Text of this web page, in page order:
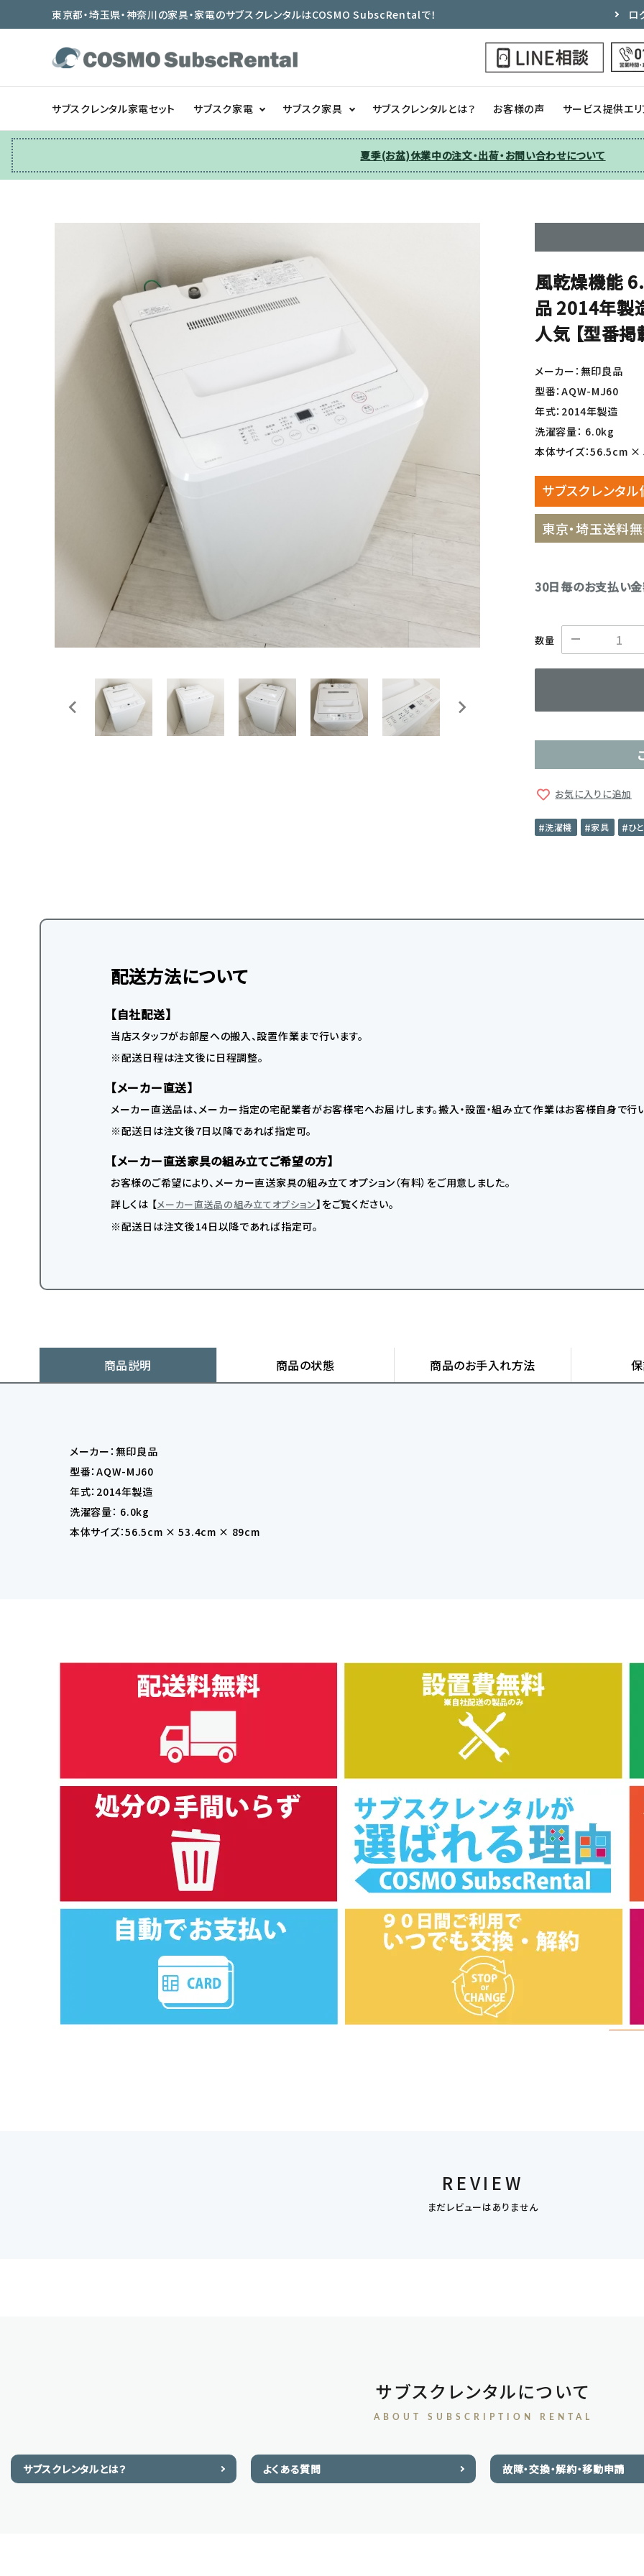
東京都・埼玉県・神奈川の家具・家電のサブスクレンタルはCOSMO SubscRentalで！ ロ
サブスクレンタル家電セット サブスク家電
冷蔵庫 洗濯機 季節家電
サブスク家具
テーブル/デスク チェア ソファー
サブスクレンタルとは？ お客様の声 サービス提供エ
夏季(お盆)休業中の注文・出荷・お問い合わせについて
風乾燥機能
品 2014年製
人気 【型番掲
メーカー：無印良品
型番：AQW-MJ60
年式：2014年製造
洗濯容量： 6.0kg
本体サイズ：56.5cm
サブスクレンタ
東京・埼玉送料
30日毎のお支払い
数量
お気に入りに追加
洗濯機 家具 ひ
配送方法について
【自社配送】
当店スタッフがお部屋への搬入、設置作業まで行います。
※配送日程は注文後に日程調整。
【メーカー直送】
メーカー直送品は、メーカー指定の宅配業者がお客様宅へお届けします。搬入・設置・組み立て作業はお客様自身で行
※配送日は注文後7日以降であれば指定可。
【メーカー直送家具の組み立てご希望の方】
お客様のご希望により、メーカー直送家具の組み立てオプション（有料）をご用意しました。
詳しくは 【メーカー直送品の組み立てオプション】をご覧ください。
※配送日は注文後14日以降であれば指定可。
商品説明 商品の状態 商品のお手入れ方法
メーカー：無印良品
型番：AQW-MJ60
年式：2014年製造
洗濯容量： 6.0kg
本体サイズ：56.5cm × 53.4cm × 89cm
REVIEW
まだレビューはありません
サブスクレンタルについて
ABOUT SUBSCRIPTION RENTAL
サブスクレンタルとは？ よくある質問 故障・交換・解約・移動申請